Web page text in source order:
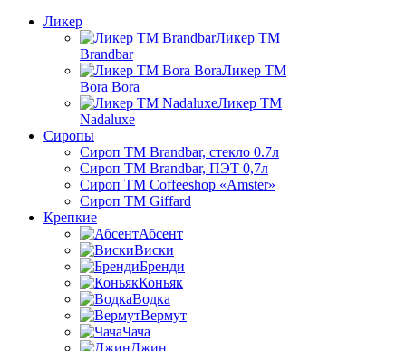
Ликер
Ликер ТМ
Brandbar
Ликер ТМ
Bora Bora
Ликер ТМ
Nadaluxe
Сиропы
Сироп TM Brandbar, стекло 0.7л
Сироп TM Brandbar, ПЭТ 0,7л
Сироп TM Coffeeshop «Amster»
Сироп TM Giffard
Крепкие
Абсент
Виски
Бренди
Коньяк
Водка
Вермут
Чача